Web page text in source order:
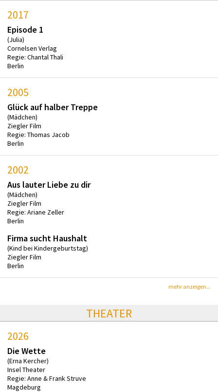
2017
Episode 1
(Julia)
Cornelsen Verlag
Regie: Chantal Thali
Berlin
2005
Glück auf halber Treppe
(Mädchen)
Ziegler Film
Regie: Thomas Jacob
Berlin
2002
Aus lauter Liebe zu dir
(Mädchen)
Ziegler Film
Regie: Ariane Zeller
Berlin
Firma sucht Haushalt
(Kind bei Kindergeburtstag)
Ziegler Film
Berlin
mehr anzeigen...
THEATER
2026
Die Wette
(Erna Kercher)
Insel Theater
Regie: Anne & Frank Struve
Magdeburg